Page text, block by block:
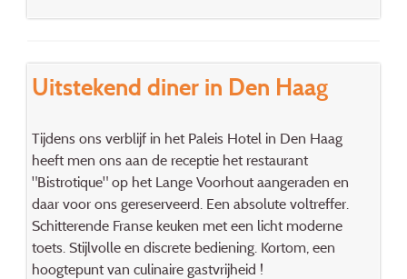
Uitstekend diner in Den Haag
Tijdens ons verblijf in het Paleis Hotel in Den Haag
heeft men ons aan de receptie het restaurant
"Bistrotique" op het Lange Voorhout aangeraden en
daar voor ons gereserveerd. Een absolute voltreffer.
Schitterende Franse keuken met een licht moderne
toets. Stijlvolle en discrete bediening. Kortom, een
hoogtepunt van culinaire gastvrijheid !